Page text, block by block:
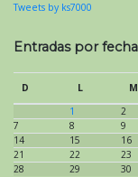
Tweets by ks7000
Entradas por fecha
D L M
1
2
7
8 9
14
15 16
21
22 23
28
29 30